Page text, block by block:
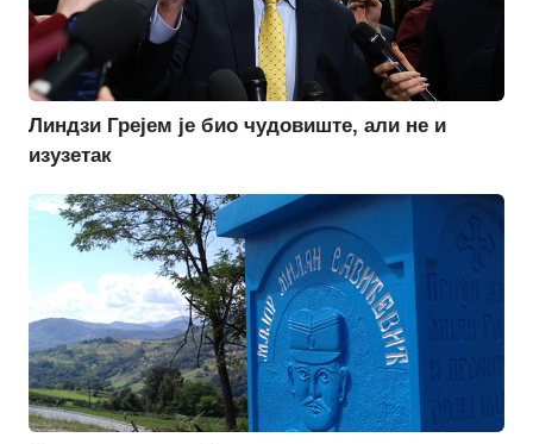
Линдзи Грејем је био чудовиште, али не и
изузетак